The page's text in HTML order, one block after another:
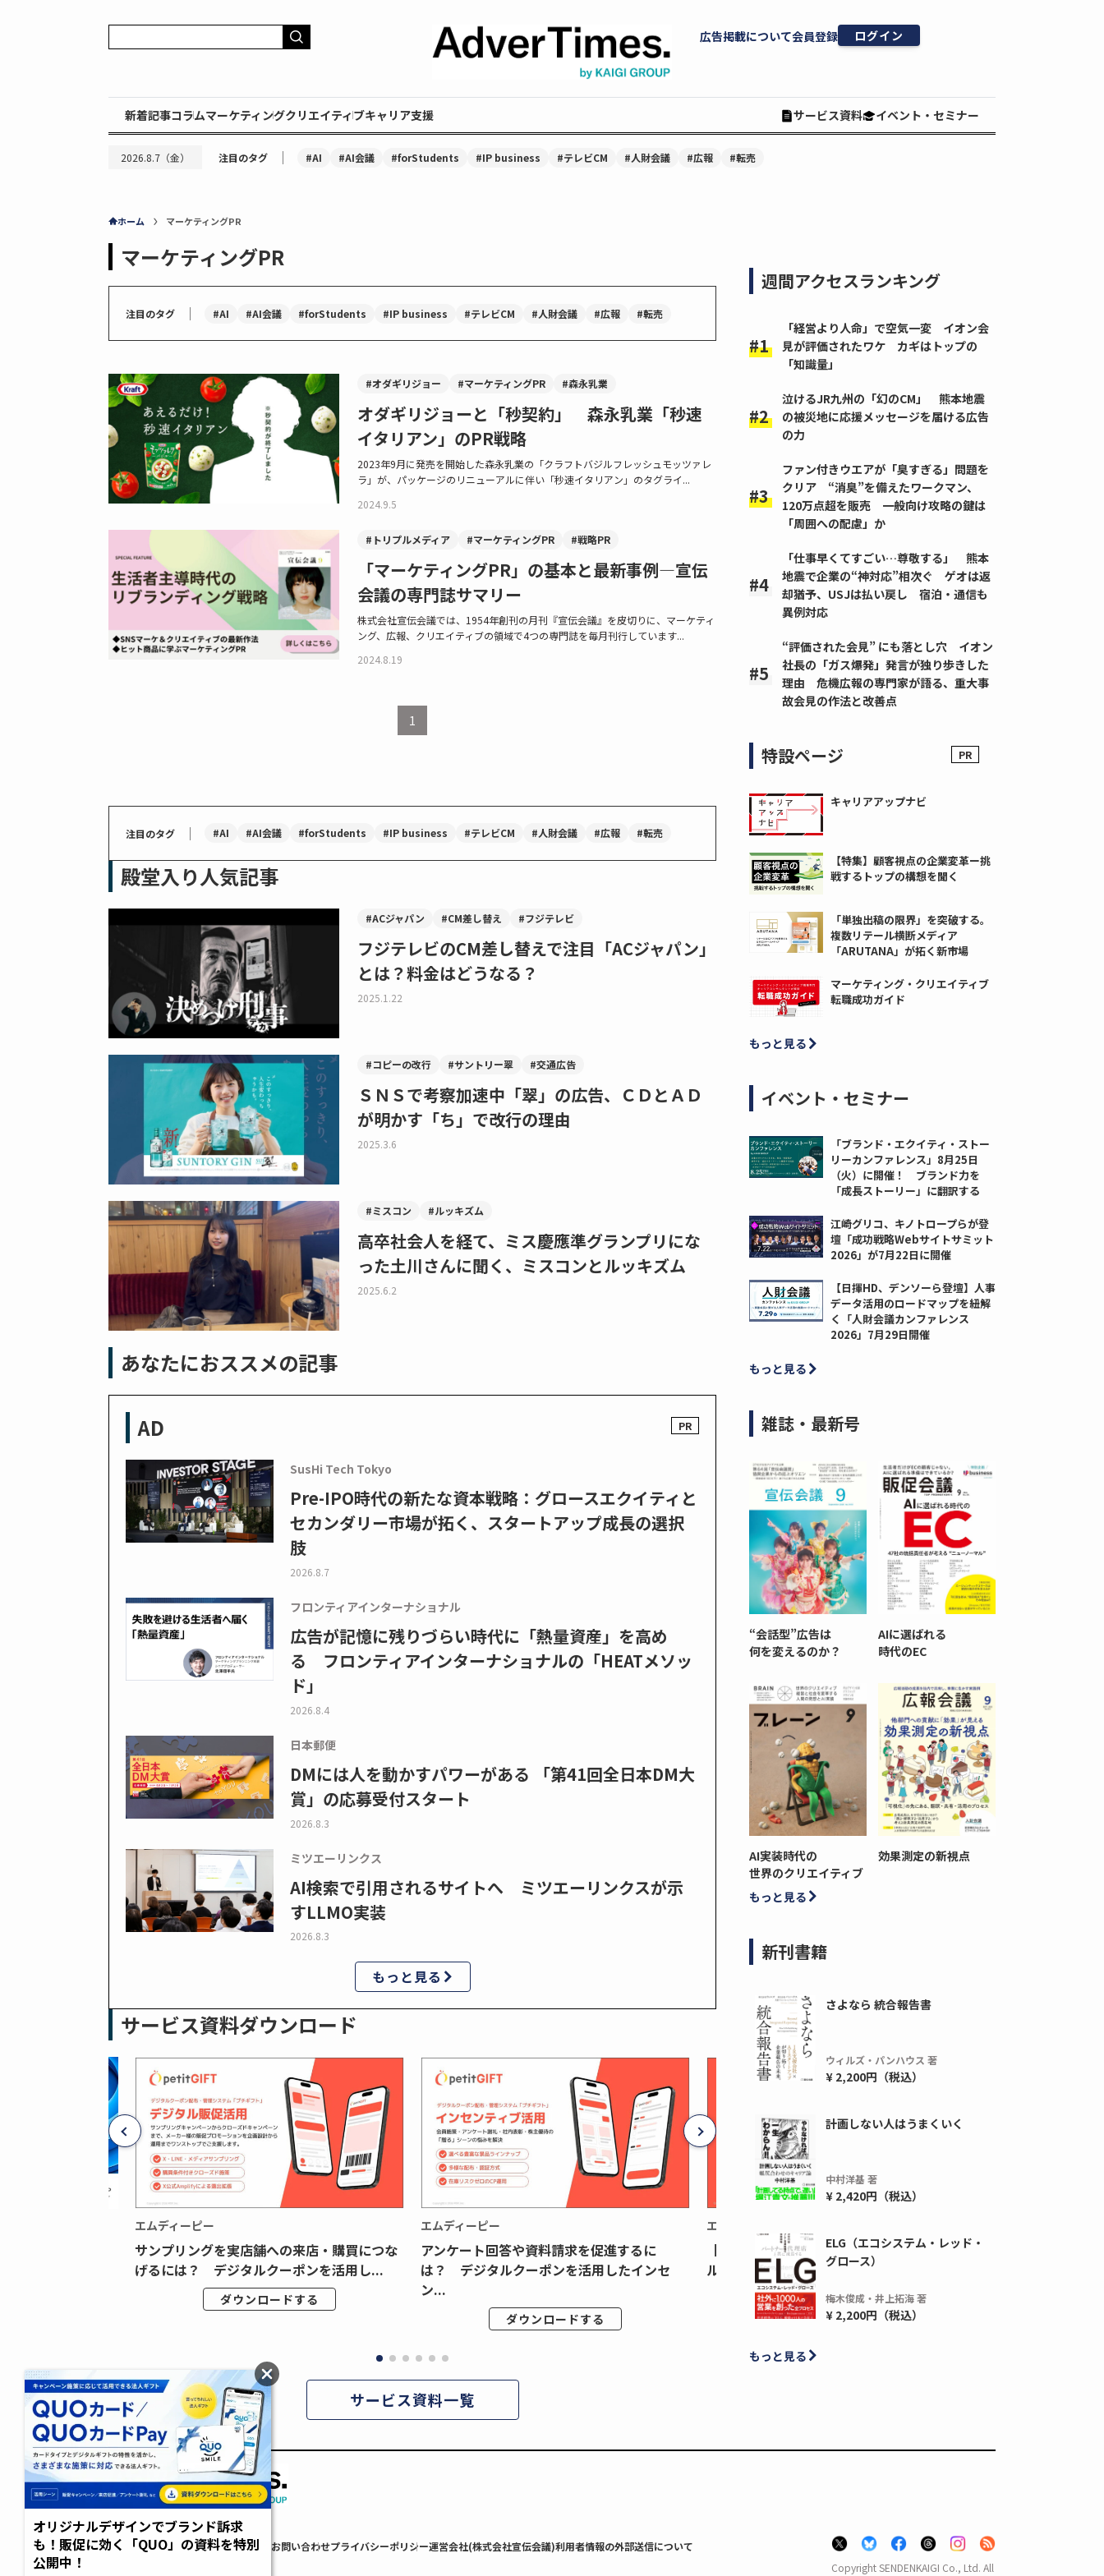
広告掲載について会員登録 ログイン
新着記事コラムマーケティングクリエイティブキャリア支援 サービス資料 イベント・セミナー
2026.8.7（金） 注目のタグ ｜ #AI #AI会議 #forStudents #IP business #テレビCM #人財会議 #広報 #転売
ホーム マーケティングPR
マーケティングPR
注目のタグ ｜ #AI #AI会議 #forStudents #IP business #テレビCM #人財会議 #広報 #転売
#オダギリジョー #マーケティングPR #森永乳業
オダギリジョーと「秒契約」 森永乳業「秒速
イタリアン」のPR戦略
2023年9月に発売を開始した森永乳業の「クラフトバジルフレッシュモッツァレ
ラ」が、パッケージのリニューアルに伴い「秒速イタリアン」のタグライ...
2024.9.5
#トリプルメディア #マーケティングPR #戦略PR
「マーケティングPR」の基本と最新事例―宣伝
会議の専門誌サマリー
株式会社宣伝会議では、1954年創刊の月刊『宣伝会議』を皮切りに、マーケティ
ング、広報、クリエイティブの領域で4つの専門誌を毎月刊行しています...
2024.8.19
1
注目のタグ ｜ #AI #AI会議 #forStudents #IP business #テレビCM #人財会議 #広報 #転売
殿堂入り人気記事
#ACジャパン #CM差し替え #フジテレビ
フジテレビのCM差し替えで注目「ACジャパン」
とは？料金はどうなる？
2025.1.22
#コピーの改行 #サントリー翠 #交通広告
ＳＮＳで考察加速中「翠」の広告、ＣＤとＡＤ
が明かす「ち」で改行の理由
2025.3.6
#ミスコン #ルッキズム
高卒社会人を経て、ミス慶應準グランプリにな
った土川さんに聞く、ミスコンとルッキズム
2025.6.2
あなたにおススメの記事
AD
SusHi Tech Tokyo
Pre-IPO時代の新たな資本戦略：グロースエクイティと
セカンダリー市場が拓く、スタートアップ成長の選択
肢
2026.8.7
フロンティアインターナショナル
広告が記憶に残りづらい時代に「熱量資産」を高め
る フロンティアインターナショナルの「HEATメソッ
ド」
2026.8.4
日本郵便
DMには人を動かすパワーがある 「第41回全日本DM大
賞」の応募受付スタート
2026.8.3
ミツエーリンクス
AI検索で引用されるサイトへ ミツエーリンクスが示
すLLMO実装
2026.8.3
もっと見る
サービス資料ダウンロード
エムディーピー
サンプリングを実店舗への来店・購買につな
げるには？ デジタルクーポンを活用し...
ダウンロードする
エムディーピー
アンケート回答や資料請求を促進するに
は？ デジタルクーポンを活用したインセ
ン...
ダウンロードする
エムディーピー
【月間1,000万本以上の配布実績！】デジタ
ルクーポンを活用した販促キャンペーンを...
ダウンロードする
サービス資料一覧
週間アクセスランキング
「経営より人命」で空気一変 イオン会
見が評価されたワケ カギはトップの
「知識量」
泣けるJR九州の「幻のCM」 熊本地震
の被災地に応援メッセージを届ける広告
の力
ファン付きウエアが「臭すぎる」問題を
クリア “消臭”を備えたワークマン、
120万点超を販売 一般向け攻略の鍵は
「周囲への配慮」か
「仕事早くてすごい…尊敬する」 熊本
地震で企業の“神対応”相次ぐ ゲオは返
却猶予、USJは払い戻し 宿泊・通信も
異例対応
“評価された会見” にも落とし穴 イオン
社長の「ガス爆発」発言が独り歩きした
理由 危機広報の専門家が語る、重大事
故会見の作法と改善点
特設ページ
キャリアアップナビ
【特集】顧客視点の企業変革ー挑
戦するトップの構想を聞く
「単独出稿の限界」を突破する。
複数リテール横断メディア
「ARUTANA」が拓く新市場
マーケティング・クリエイティブ
転職成功ガイド
もっと見る
イベント・セミナー
「ブランド・エクイティ・ストー
リーカンファレンス」8月25日
（火）に開催！ ブランド力を
「成長ストーリー」に翻訳する
江崎グリコ、キノトロープらが登
壇「成功戦略Webサイトサミット
2026」が7月22日に開催
【日揮HD、デンソーら登壇】人事
データ活用のロードマップを紐解
く「人財会議カンファレンス
2026」7月29日開催
もっと見る
雑誌・最新号
“会話型”広告は
何を変えるのか？
AIに選ばれる
時代のEC
AI実装時代の
世界のクリエイティブ
効果測定の新視点
もっと見る
新刊書籍
さよなら 統合報告書
ウィルズ・パンハウス 著
¥ 2,200円（税込）
計画しない人はうまくいく
中村洋基 著
¥ 2,420円（税込）
ELG（エコシステム・レッド・
グロース）
梅木俊成・井上拓海 著
¥ 2,200円（税込）
もっと見る
AdverTimes.についてFAQ利用規約 お問い合わせプライバシーポリシー運営会社(株式会社宣伝会議)利用者情報の外部送信について
Copyright SENDENKAIGI Co., Ltd. All
オリジナルデザインでブランド訴求
も！販促に効く「QUO」の資料を特別
公開中！